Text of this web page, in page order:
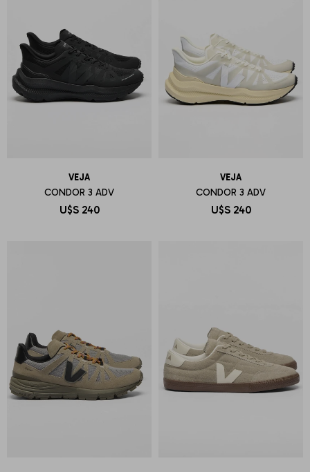
VEJA
CONDOR 3 ADV
U$S 240
VEJA
CONDOR 3 ADV
U$S 240